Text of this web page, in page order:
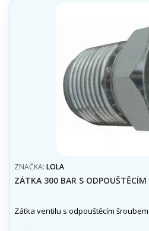
ZNAČKA: LOLA
ZÁTKA 300 BAR S ODPOUŠTĚCÍM
Zátka ventilu s odpouštěcím